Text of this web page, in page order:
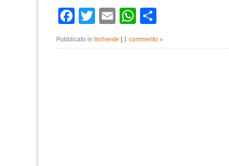
Facebook
TwitterEmailWhatsApp
Pubblicato in Inchieste 1 commento »